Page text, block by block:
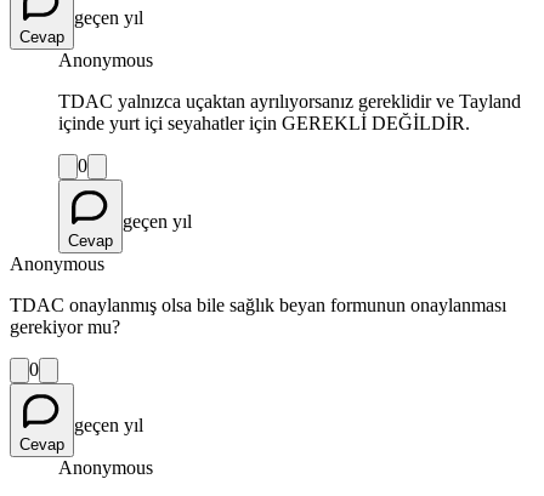
Cevap
geçen yıl
Anonymous
TDAC yalnızca uçaktan ayrılıyorsanız gereklidir ve Tayland
içinde yurt içi seyahatler için GEREKLİ DEĞİLDİR.
0
Cevap
geçen yıl
Anonymous
TDAC onaylanmış olsa bile sağlık beyan formunun onaylanması
gerekiyor mu?
0
Cevap
geçen yıl
Anonymous